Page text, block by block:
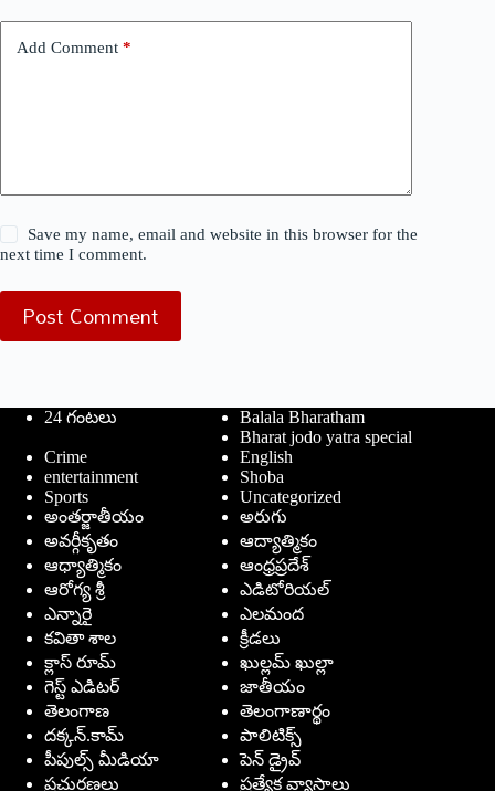
Add Comment *
Save my name, email and website in this browser for the
next time I comment.
Post Comment
24 గంటలు
Balala Bharatham
Bharat jodo yatra special
Crime
English
entertainment
Shoba
Sports
Uncategorized
అంతర్జాతీయం
అరుగు
అవర్గీకృతం
ఆద్యాత్మికం
ఆధ్యాత్మికం
ఆంధ్రప్రదేశ్
ఆరోగ్య శ్రీ
ఎడిటోరియల్
ఎన్నారై
ఎలమంద
కవితా శాల
క్రీడలు
క్లాస్ రూమ్
ఖుల్లమ్ ఖుల్లా
గెస్ట్ ఎడిటర్
జాతీయం
తెలంగాణ
తెలంగాణార్థం
దక్కన్.కామ్
పాలిటిక్స్
పీపుల్స్ ‌మీడియా
పెన్ డ్రైవ్
ప్రచురణలు
ప్రత్యేక వ్యాసాలు